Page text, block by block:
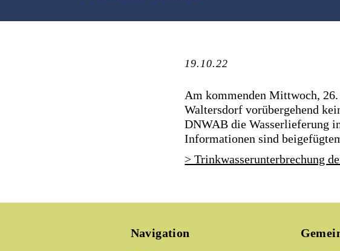
19.10.22
Am kommenden Mittwoch,
Waltersdorf vorübergehend
DNWAB die Wasserlieferung
Informationen sind
> Trinkwasserunterbrechung
Navigation